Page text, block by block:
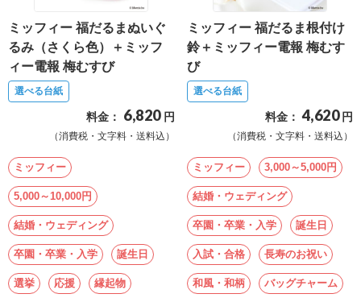
ミッフィー 福だるまぬいぐ
るみ（さくら色）＋ミッフ
ィー電報 梅むすび
選べる台紙
料金： 6,820 円
（消費税・文字料・送料込）
ミッフィー
5,000～10,000円
結婚・ウェディング
卒園・卒業・入学 誕生日
選挙 応援 縁起物
ミッフィー 福だるま根付け
鈴＋ミッフィー電報 梅むす
び
選べる台紙
料金： 4,620 円
（消費税・文字料・送料込）
ミッフィー 3,000～5,000円
結婚・ウェディング
卒園・卒業・入学 誕生日
入試・合格 長寿のお祝い
和風・和柄 バッグチャーム